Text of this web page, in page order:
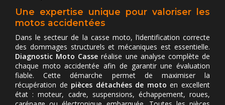
Une expertise unique pour valoriser les
motos accidentées
Dans le secteur de la casse moto, l’identification correcte
des dommages structurels et mécaniques est essentielle.
Diagnostic Moto Casseréalise une analyse complète de
chaque moto accidentée afin de garantir une évaluation
fiable. Cette démarche permet de maximiser la
récupération de pièces détachées de moto en excellent
état : moteur, cadre, suspensions, échappement, roues,